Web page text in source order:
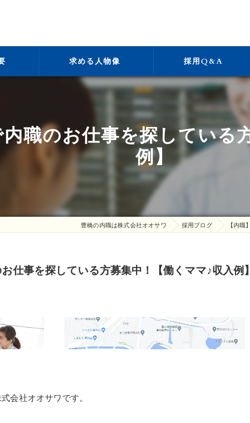
求める人物像 採用Q&A
内職のお仕事を探してい
例】
豊橋の内職は株式会社オオサワ 採用ブログ 【内
仕事を探している方募集中！【働くママ♪収入例】
会社オオサワです。